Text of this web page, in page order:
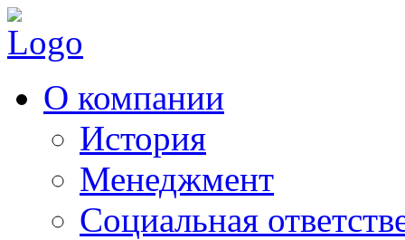
О компании
История
Менеджмент
Социальная